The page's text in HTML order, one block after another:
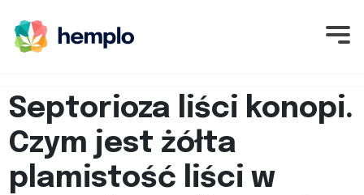
Septorioza liści konopi.
Czym jest żółta
plamistość liści w